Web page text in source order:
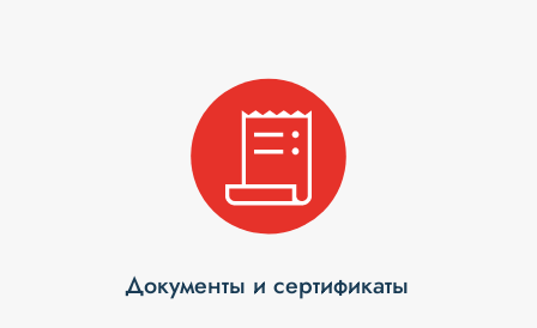
Документы и сертификаты